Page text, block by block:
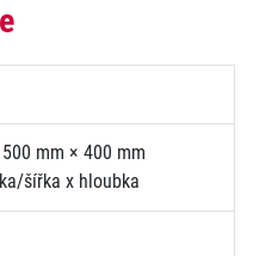
mm × 400 mm
šířka x hloubka